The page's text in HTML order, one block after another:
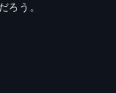
ろう。